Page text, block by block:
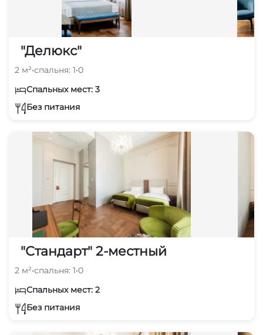
"Делюкс"
2 м²•спальня: 1•0
Спальных мест: 3
Без питания
"Стандарт" 2-местный
2 м²•спальня: 1•0
Спальных мест: 2
Без питания